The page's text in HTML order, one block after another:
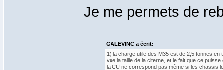
Je me permets de
GALEVINC a écrit:
1) la charge utile des M35 est de 2,5 tonnes en
vue la taille de la citerne, et le fait que ce puisse
la CU ne correspond pas même si les chassis